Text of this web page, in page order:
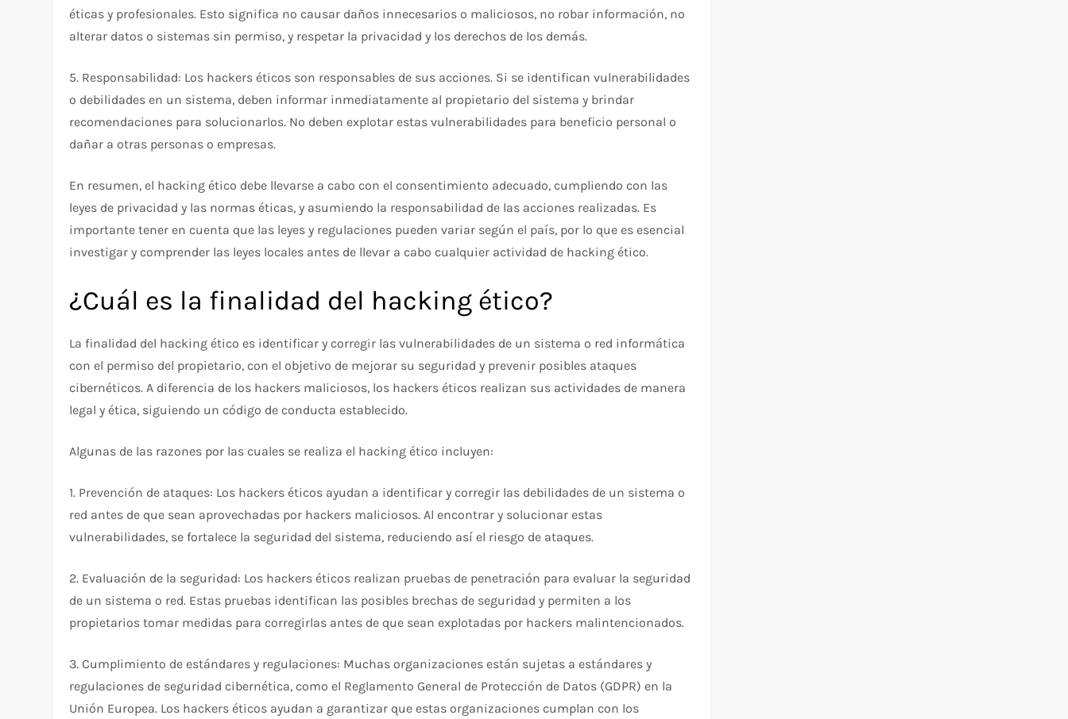
éticas y profesionales. Esto significa no causar daños innecesarios o maliciosos, no robar información, no
alterar datos o sistemas sin permiso, y respetar la privacidad y los derechos de los demás.
5. Responsabilidad: Los hackers éticos son responsables de sus acciones. Si se identifican vulnerabilidades
o debilidades en un sistema, deben informar inmediatamente al propietario del sistema y brindar
recomendaciones para solucionarlos. No deben explotar estas vulnerabilidades para beneficio personal o
dañar a otras personas o empresas.
En resumen, el hacking ético debe llevarse a cabo con el consentimiento adecuado, cumpliendo con las
leyes de privacidad y las normas éticas, y asumiendo la responsabilidad de las acciones realizadas. Es
importante tener en cuenta que las leyes y regulaciones pueden variar según el país, por lo que es esencial
investigar y comprender las leyes locales antes de llevar a cabo cualquier actividad de hacking ético.
¿Cuál es la finalidad del hacking ético?
La finalidad del hacking ético es identificar y corregir las vulnerabilidades de un sistema o red informática
con el permiso del propietario, con el objetivo de mejorar su seguridad y prevenir posibles ataques
cibernéticos. A diferencia de los hackers maliciosos, los hackers éticos realizan sus actividades de manera
legal y ética, siguiendo un código de conducta establecido.
Algunas de las razones por las cuales se realiza el hacking ético incluyen:
1. Prevención de ataques: Los hackers éticos ayudan a identificar y corregir las debilidades de un sistema o
red antes de que sean aprovechadas por hackers maliciosos. Al encontrar y solucionar estas
vulnerabilidades, se fortalece la seguridad del sistema, reduciendo así el riesgo de ataques.
2. Evaluación de la seguridad: Los hackers éticos realizan pruebas de penetración para evaluar la seguridad
de un sistema o red. Estas pruebas identifican las posibles brechas de seguridad y permiten a los
propietarios tomar medidas para corregirlas antes de que sean explotadas por hackers malintencionados.
3. Cumplimiento de estándares y regulaciones: Muchas organizaciones están sujetas a estándares y
regulaciones de seguridad cibernética, como el Reglamento General de Protección de Datos (GDPR) en la
Unión Europea. Los hackers éticos ayudan a garantizar que estas organizaciones cumplan con los